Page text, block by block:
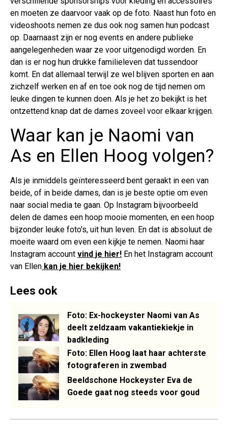
en moeten ze daarvoor vaak op de foto. Naast hun foto en
videoshoots nemen ze dus ook nog samen hun podcast
op. Daarnaast zijn er nog events en andere publieke
aangelegenheden waar ze voor uitgenodigd worden. En
dan is er nog hun drukke familieleven dat tussendoor
komt. En dat allemaal terwijl ze wel blijven sporten en aan
zichzelf werken en af en toe ook nog de tijd nemen om
leuke dingen te kunnen doen. Als je het zo bekijkt is het
ontzettend knap dat de dames zoveel voor elkaar krijgen.
Waar kan je Naomi van
As en Ellen Hoog volgen?
Als je inmiddels geïnteresseerd bent geraakt in een van
beide, of in beide dames, dan is je beste optie om even
naar social media te gaan. Op Instagram bijvoorbeeld
delen de dames een hoop mooie momenten, en een hoop
bijzonder leuke foto's, uit hun leven. En dat is absoluut de
moeite waard om even een kijkje te nemen. Naomi haar
Instagram account vind je hier! En het Instagram account
van Ellen kan je hier bekijken!
Lees ook
Foto: Ex-hockeyster Naomi van As
deelt zeldzaam vakantiekiekje in
badkleding
Foto: Ellen Hoog laat haar achterste
fotograferen in zwembad
Beeldschone Hockeyster Eva de
Goede gaat nog steeds voor goud